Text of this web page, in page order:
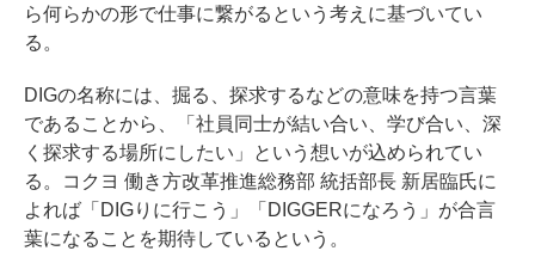
ら何らかの形で仕事に繋がるという考えに基づいてい
る。
DIGの名称には、掘る、探求するなどの意味を持つ言葉
であることから、「社員同士が結い合い、学び合い、深
く探求する場所にしたい」という想いが込められてい
る。コクヨ 働き方改革推進総務部 統括部長 新居臨氏に
よれば「DIGりに行こう」「DIGGERになろう」が合言
葉になることを期待しているという。